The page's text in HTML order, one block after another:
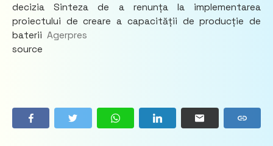
decizia Sinteza de a renunța la implementarea
proiectului de creare a capacității de producție de
baterii Agerpres
source